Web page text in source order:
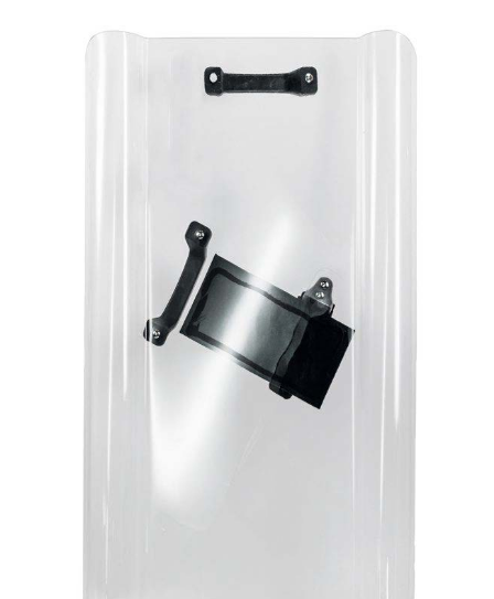
低体温防止
(Hypothermia)
もっと見る
お問合せ
English
CLOSE